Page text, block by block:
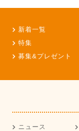
新着一覧
特集
募集&プレゼント
ニュース